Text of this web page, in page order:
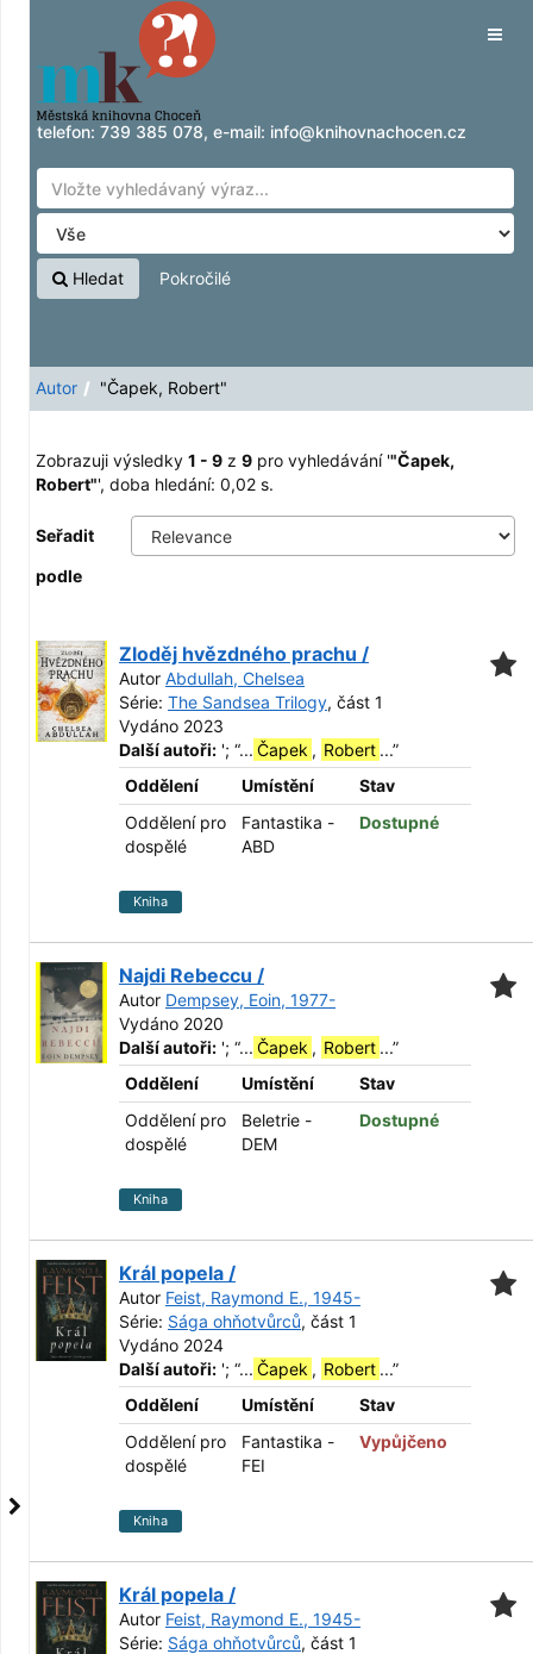
Zobrazuji výsledky1 - 9z
Přeskočit na obsah
telefon: 739 385 078, e-mail: info@knihovnachocen.cz
Hledat Pokročilé
Autor "Čapek, Robert"
Zobrazuji výsledky 1 - 9 z 9 pro vyhledávání '"Čapek,
Robert"', doba hledání: 0,02 s.
Seřadit
podle
Zloděj hvězdného prachu /
Autor Abdullah, Chelsea
Série: The Sandsea Trilogy, část 1
Vydáno 2023
Další autoři: '; “... Čapek , Robert ...”
Oddělení
Umístění
Stav
Oddělení pro
dospělé
Fantastika -
ABD
Dostupné
Kniha
Najdi Rebeccu /
Autor Dempsey, Eoin, 1977-
Vydáno 2020
Další autoři: '; “... Čapek , Robert ...”
Oddělení
Umístění
Stav
Oddělení pro
dospělé
Beletrie -
DEM
Dostupné
Kniha
Král popela /
Autor Feist, Raymond E., 1945-
Série: Sága ohňotvůrců, část 1
Vydáno 2024
Další autoři: '; “... Čapek , Robert ...”
Oddělení
Umístění
Stav
Oddělení pro
dospělé
Fantastika -
FEI
Vypůjčeno
Kniha
Král popela /
Autor Feist, Raymond E., 1945-
Série: Sága ohňotvůrců, část 1